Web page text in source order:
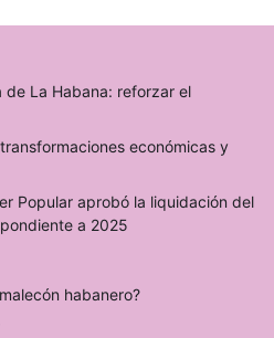
de La Habana: reforzar el
económicas y
Popular aprobó la liquidación del
a 2025
habanero?